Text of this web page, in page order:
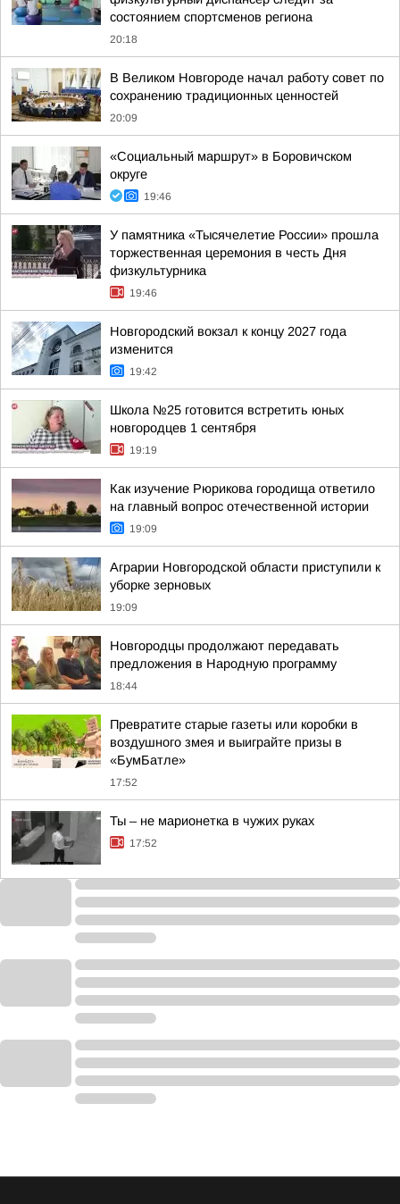
состоянием спортсменов региона
20:18
В Великом Новгороде начал работу совет по
сохранению традиционных ценностей
20:09
«Социальный маршрут» в Боровичском
округе
19:46
У памятника «Тысячелетие России» прошла
торжественная церемония в честь Дня
физкультурника
19:46
Новгородский вокзал к концу 2027 года
изменится
19:42
Школа №25 готовится встретить юных
новгородцев 1 сентября
19:19
Как изучение Рюрикова городища ответило
на главный вопрос отечественной истории
19:09
Аграрии Новгородской области приступили к
уборке зерновых
19:09
Новгородцы продолжают передавать
предложения в Народную программу
18:44
Превратите старые газеты или коробки в
воздушного змея и выиграйте призы в
«БумБатле»
17:52
Ты – не марионетка в чужих руках
17:52